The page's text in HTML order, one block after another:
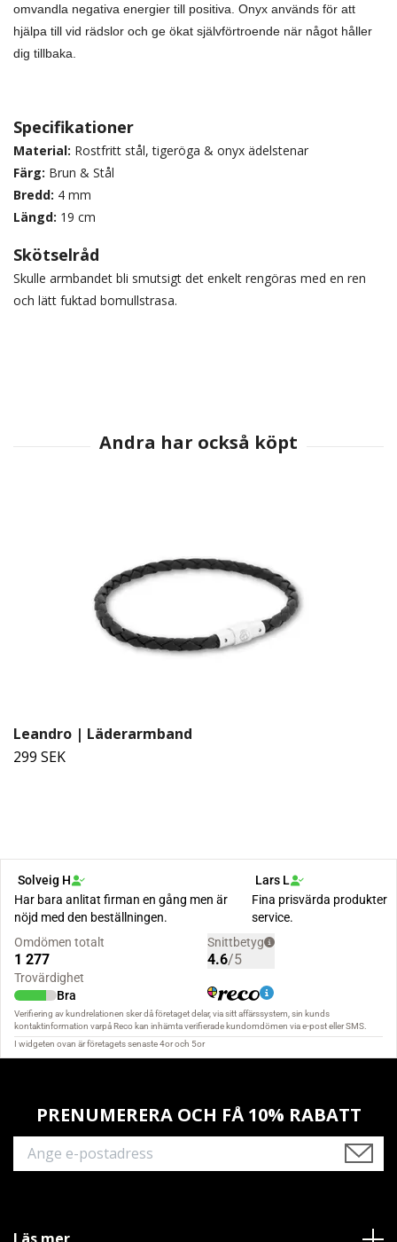
omvandla negativa energier till positiva. Onyx används för att
hjälpa till vid rädslor och ge ökat självförtroende när något håller
dig tillbaka.
Specifikationer
Material: Rostfritt stål, tigeröga & onyx ädelstenar
Färg: Brun & Stål
Bredd: 4 mm
Längd: 19 cm
Skötselråd
Skulle armbandet bli smutsigt det enkelt rengöras med en ren
och lätt fuktad bomullstrasa.
Leandro | Läderarmband
299 SEK
PRENUMERERA OCH FÅ 10% RABATT